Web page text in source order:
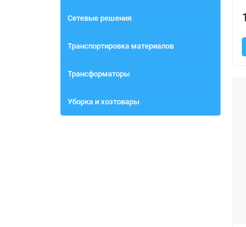
Сетевые решения
Транспортировка материалов
Трансформаторы
Уборка и хозтовары